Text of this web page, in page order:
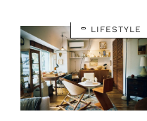
LIFESTYLE